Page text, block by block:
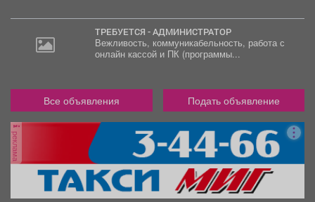
ТРЕБУЕТСЯ - АДМИНИСТРАТОР
Вежливость, коммуникабельность, работа с
онлайн кассой и ПК (программы...
Все объявления Подать объявление
реклама